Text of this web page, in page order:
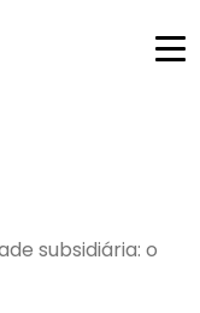
subsidiária: o